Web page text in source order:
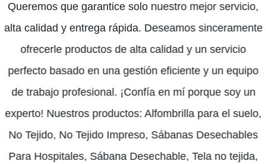
Queremos que garantice solo nuestro mejor servicio,
alta calidad y entrega rápida. Deseamos sinceramente
ofrecerle productos de alta calidad y un servicio
perfecto basado en una gestión eficiente y un equipo
de trabajo profesional. ¡Confía en mí porque soy un
experto! Nuestros productos: Alfombrilla para el suelo,
No Tejido, No Tejido Impreso, Sábanas Desechables
Para Hospitales, Sábana Desechable, Tela no tejida,